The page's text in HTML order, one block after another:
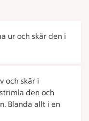
ur och skär den i
och skär i
den och
Blanda allt i en